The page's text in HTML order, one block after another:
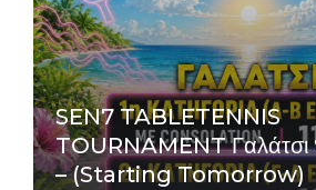
SEN7 TABLETENNIS
TOURNAMENT
– (Starting Tomorrow)